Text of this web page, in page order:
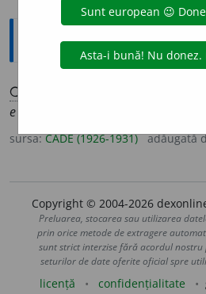
Explicative DEX
❍
e dor, Aicea n’are ~
sursa:CADE (1926-1931) adăugată
Copyright © 2004-2026
Preluarea, stocarea sau utilizarea
prin orice metode de extragere
sunt strict interzise fără acordul nostru
seturilor de date oferite oficial spre
licență confidențialitate